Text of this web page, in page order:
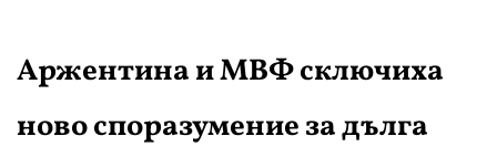
Аржентина и МВФ сключиха
ново споразумение за дълга